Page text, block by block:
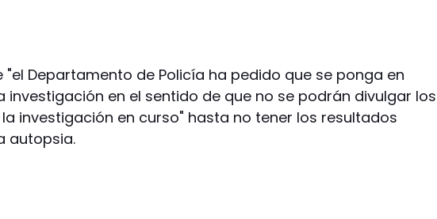
"el Departamento de Policía ha pedido que se ponga en
investigación en el sentido de que no se podrán divulgar los
investigación en curso" hasta no tener los resultados
autopsia.